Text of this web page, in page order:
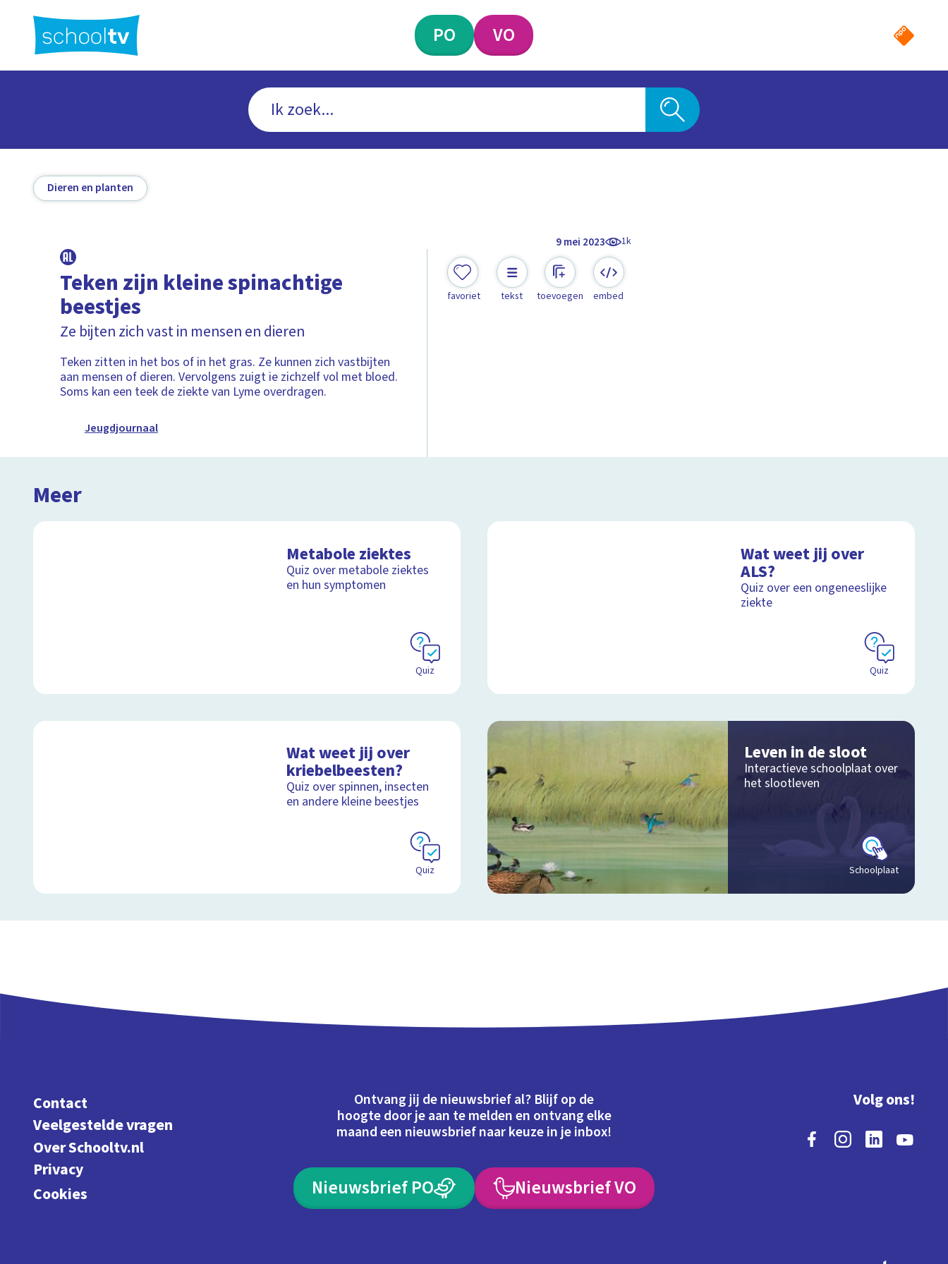
hoofdinhoud
PO VO
Dieren en planten
9 mei 2023 1k
Teken zijn kleine spinachtige
beestjes
Ze bijten zich vast in mensen en dieren
Teken zitten in het bos of in het gras. Ze kunnen zich vastbijten
aan mensen of dieren. Vervolgens zuigt ie zichzelf vol met bloed.
Soms kan een teek de ziekte van Lyme overdragen.
Jeugdjournaal
favoriet tekst toevoegen embed
Meer
Metabole ziektes
Quiz over metabole ziektes
en hun symptomen
Quiz
Wat weet jij over
ALS?
Quiz over een ongeneeslijke
ziekte
Quiz
Wat weet jij over
kriebelbeesten?
Quiz over spinnen, insecten
en andere kleine beestjes
Quiz
Leven in de sloot
Interactieve schoolplaat over
het slootleven
Schoolplaat
Contact
Veelgestelde vragen
Over Schooltv.nl
Privacy
Cookies
Ontvang jij de nieuwsbrief al? Blijf op de
hoogte door je aan te melden en ontvang elke
maand een nieuwsbrief naar keuze in je inbox!
Nieuwsbrief PO Nieuwsbrief VO
Volg ons!